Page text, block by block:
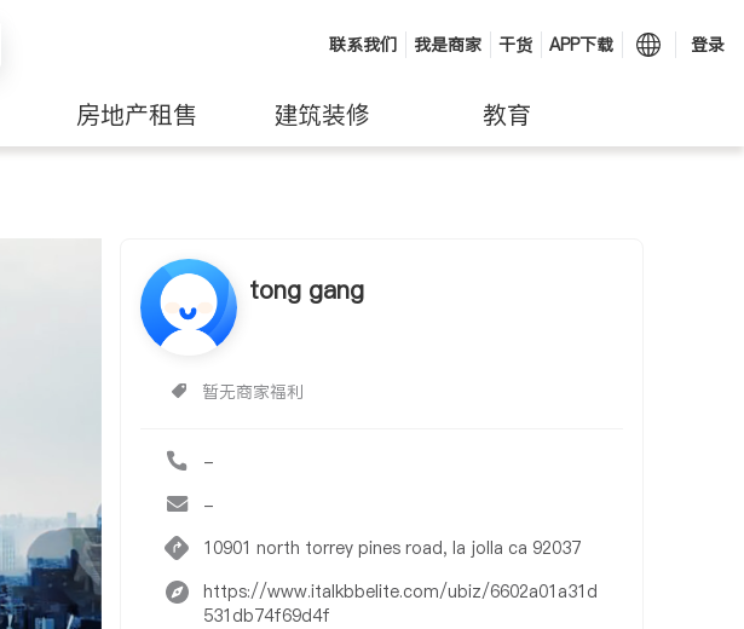
联系我们 我是商家 干货 APP下载 登录
房地产租售 建筑装修 教育
tong gang
暂无商家福利
-
-
10901 north torrey pines road, la jolla ca 92037
https://www.italkbbelite.com/ubiz/6602a01a31d
531db74f69d4f